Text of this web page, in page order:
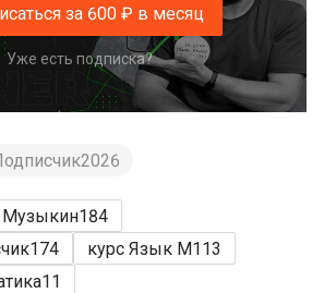
за 600 ₽ в месяц
Уже есть подписка?
Музыкин184
174 курс Язык М113
11